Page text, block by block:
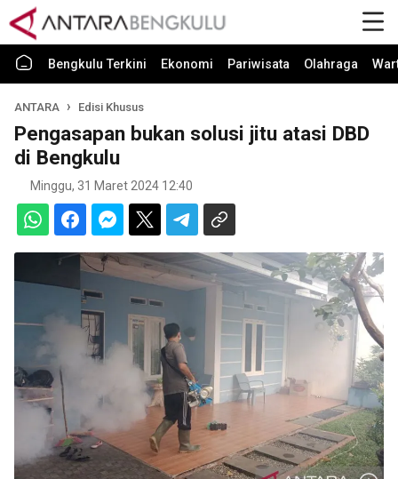
Bengkulu Terkini Ekonomi Pariwisata Olahraga
ANTARA Edisi Khusus
Pengasapan bukan solusi jitu atasi DBD
di Bengkulu
Minggu, 31 Maret 2024 12:40